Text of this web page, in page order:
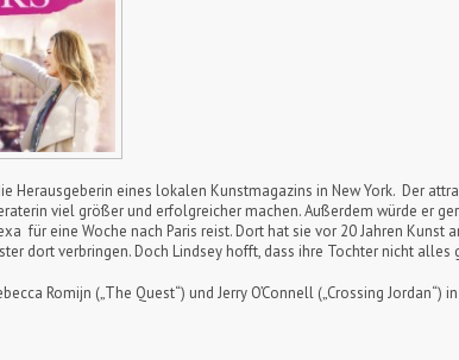
Herausgeberin eines lokalen Kunstmagazins in New York. Der
viel größer und erfolgreicher machen. Außerdem würde er
für eine Woche nach Paris reist. Dort hat sie vor 20 Jahren
dort verbringen. Doch Lindsey hofft, dass ihre Tochter nicht
Romijn („The Quest“) und Jerry O’Connell („Crossing Jordan“)